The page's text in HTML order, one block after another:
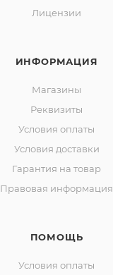
Лицензии
ИНФОРМАЦИЯ
Магазины
Реквизиты
Условия оплаты
Условия доставки
Гарантия на товар
Правовая информация
ПОМОЩЬ
Условия оплаты